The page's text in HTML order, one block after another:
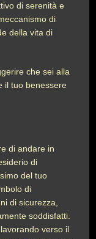
di serenità e
di
della vita di
che sei alla
il tuo benessere
di andare in
di
del tuo
di
di sicurezza,
soddisfatti.
verso il